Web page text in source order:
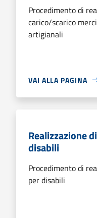
Procedimento di
carico/scarico
artigianali
VAI ALLA PAGINA
Realizzazione
disabili
Procedimento di
per disabili